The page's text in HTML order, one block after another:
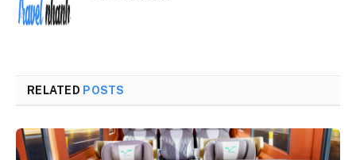
RELATED POSTS